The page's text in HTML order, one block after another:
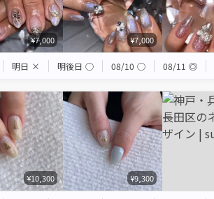
¥7,000 ¥7,000
明日 × 明後日 ◯ 08/10 ◯ 08/11 ◎
¥10,300 ¥9,300